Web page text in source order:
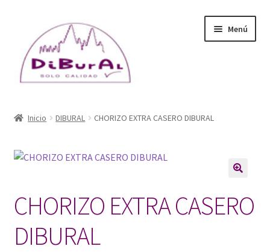
navegación
contenido
Menú
Blog
Inicio DIBURAL CHORIZO EXTRA CASERO DIBURAL
CHORIZO EXTRA CASERO
DIBURAL